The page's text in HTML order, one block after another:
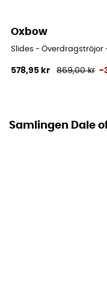
Oxbow
Slides - Överdragströjor
578,95 kr 869,00 kr -
Samlingen Dale